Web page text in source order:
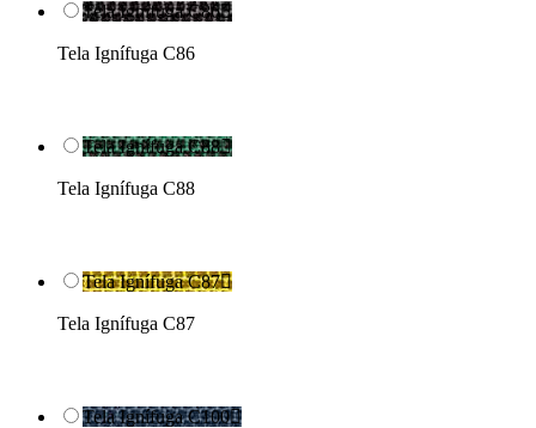
Tela Ignífuga C86
Tela Ignífuga C86
Tela Ignífuga C88
Tela Ignífuga C88
Tela Ignífuga C87
Tela Ignífuga C87
Tela Ignífuga C100